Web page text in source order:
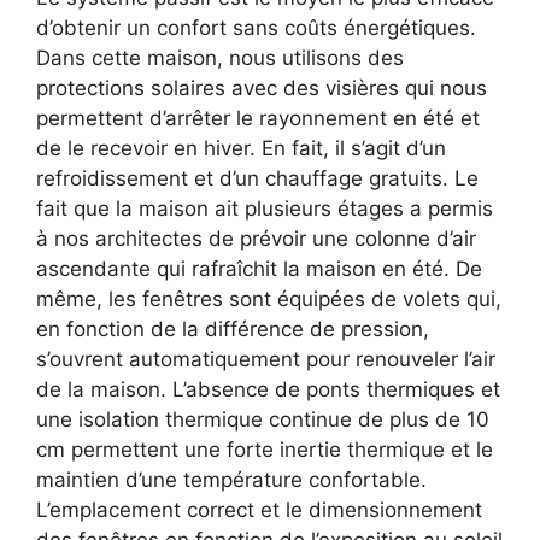
d’obtenir un confort sans coûts énergétiques.
Dans cette maison, nous utilisons des
protections solaires avec des visières qui nous
permettent d’arrêter le rayonnement en été et
de le recevoir en hiver. En fait, il s’agit d’un
refroidissement et d’un chauffage gratuits. Le
fait que la maison ait plusieurs étages a permis
à nos architectes de prévoir une colonne d’air
ascendante qui rafraîchit la maison en été. De
même, les fenêtres sont équipées de volets qui,
en fonction de la différence de pression,
s’ouvrent automatiquement pour renouveler l’air
de la maison. L’absence de ponts thermiques et
une isolation thermique continue de plus de 10
cm permettent une forte inertie thermique et le
maintien d’une température confortable.
L’emplacement correct et le dimensionnement